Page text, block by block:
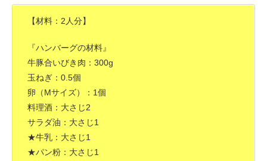
【材料：2人分】
『ハンバーグの材料』
牛豚合いびき肉：300g
玉ねぎ：0.5個
卵（Mサイズ）：1個
料理酒：大さじ2
サラダ油：大さじ1
★牛乳：大さじ1
★パン粉：大さじ1